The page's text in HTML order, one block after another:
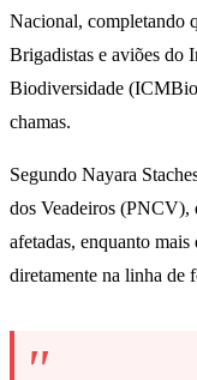
Nacional, completando
Brigadistas e aviões do
Biodiversidade
chamas.
Segundo Nayara
dos Veadeiros (PNCV),
afetadas, enquanto
diretamente na linha de